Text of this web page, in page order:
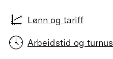
Lønn og tariff
Arbeidstid og turnus